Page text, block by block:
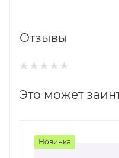
Отзывы
Это может
Новинка